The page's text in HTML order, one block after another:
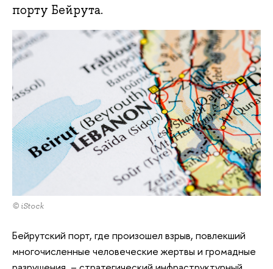
порту Бейрута.
© iStock
Бейрутский порт, где произошел взрыв, повлекший
многочисленные человеческие жертвы и громадные